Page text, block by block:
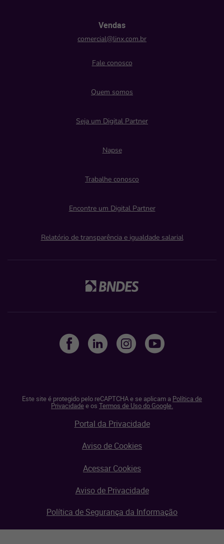
Vendas
comercial@linx.com.br
Fale conosco
Quem somos
Seja um Digital Partner
Napse
Trabalhe conosco
Encontre um Digital Partner
Relatório de transparência e igualdade salarial
Este site é protegido pelo reCAPTCHA e se aplicam a Política de
Privacidadee os Termos de Uso do Google.
Portal da Privacidade
Aviso de Cookies
Acessar Cookies
Aviso de Privacidade
Política de Segurança da Informação